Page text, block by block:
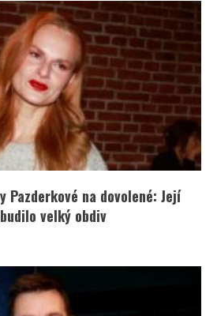
Pazderkové na dovolené: Její
velký obdiv